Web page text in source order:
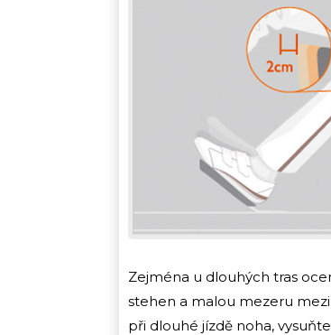
Zejména u dlouhých tras
stehen a malou mezeru
při dlouhé jízdě noha,